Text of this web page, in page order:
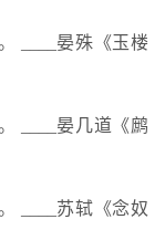
____晏殊《玉楼
____晏几道《鹧
____苏轼《念奴